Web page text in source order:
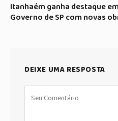
Itanhaém ganha destaque
Governo de SP com novas
DEIXE UMA RESPOSTA